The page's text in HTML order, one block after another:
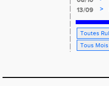
13/09
>